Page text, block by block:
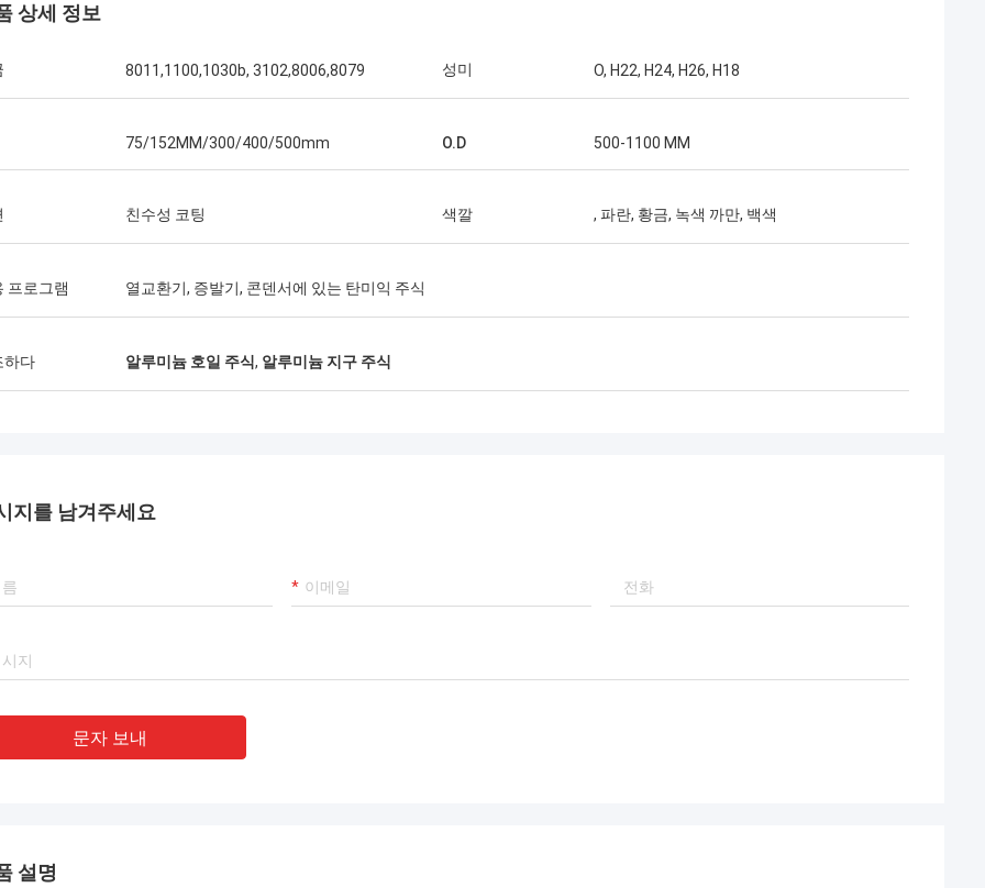
상세 정보
8011,1100,1030b, 3102,8006,8079 성미 O, H22, H24, H26, H18
75/152MM/300/400/500mm O.D 500-1100 MM
친수성 코팅 색깔 , 파란, 황금, 녹색 까만, 백색
프로그램 열교환기, 증발기, 콘덴서에 있는 탄미익 주식
하다 알루미늄 호일 주식, 알루미늄 지구 주식
지를 남겨주세요
문자 보내
설명